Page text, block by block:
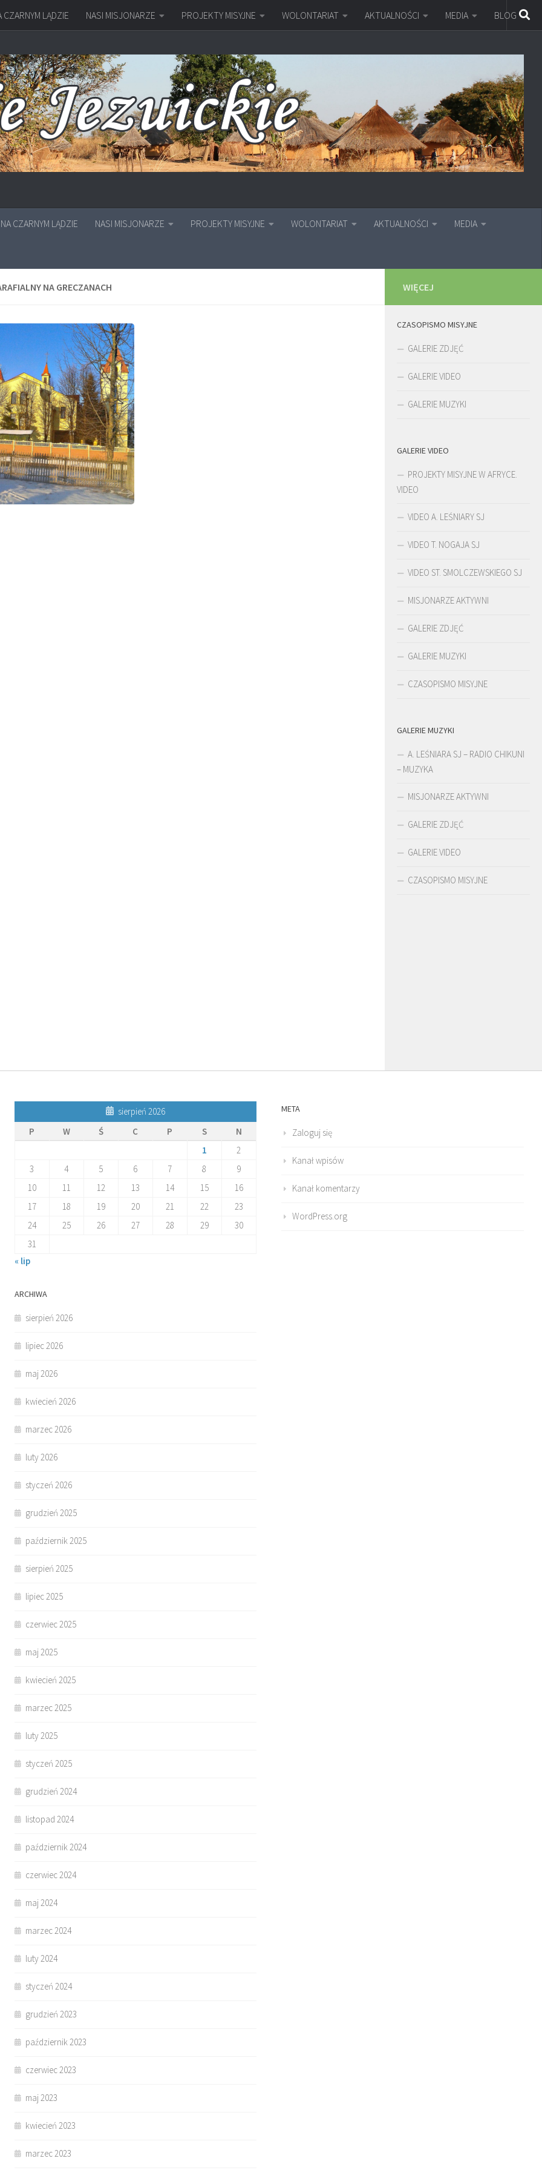
CZARNYM LĄDZIE NASI MISJONARZE PROJEKTY MISYJNE WOLONTARIAT AKTUALNOŚCI MEDIA BLOG
NA CZARNYM LĄDZIE NASI MISJONARZE PROJEKTY MISYJNE WOLONTARIAT AKTUALNOŚCI MEDIA
NA GRECZANACH WIĘCEJ
CZASOPISMO MISYJNE
GALERIE ZDJĘĆ
GALERIE VIDEO
GALERIE MUZYKI
GALERIE VIDEO
PROJEKTY MISYJNE W AFRYCE.
VIDEO
VIDEO A. LEŚNIARY SJ
VIDEO T. NOGAJA SJ
VIDEO ST. SMOLCZEWSKIEGO SJ
MISJONARZE AKTYWNI
GALERIE ZDJĘĆ
GALERIE MUZYKI
CZASOPISMO MISYJNE
GALERIE MUZYKI
A. LEŚNIARA SJ – RADIO CHIKUNI
– MUZYKA
MISJONARZE AKTYWNI
GALERIE ZDJĘĆ
GALERIE VIDEO
CZASOPISMO MISYJNE
sierpień 2026
P
W Ś C P S
N
1
2
3
4 5 6 7 8
9
10
11 12 13 14 15
16
17
18 19 20 21 22
23
24
25 26 27 28 29
30
31
« lip
ARCHIWA
sierpień 2026
lipiec 2026
maj 2026
kwiecień 2026
marzec 2026
luty 2026
styczeń 2026
grudzień 2025
październik 2025
sierpień 2025
lipiec 2025
czerwiec 2025
maj 2025
kwiecień 2025
marzec 2025
luty 2025
styczeń 2025
grudzień 2024
listopad 2024
październik 2024
czerwiec 2024
maj 2024
marzec 2024
luty 2024
styczeń 2024
grudzień 2023
październik 2023
czerwiec 2023
maj 2023
kwiecień 2023
marzec 2023
META
Zaloguj się
Kanał wpisów
Kanał komentarzy
WordPress.org